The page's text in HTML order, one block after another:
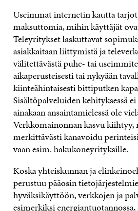
Useimmat internetin kautta
maksuttomia, mihin käyttäjät
Teleyritykset laskuttavat
asiakkaitaan liittymistä ja
välitettävästä puhe- tai
aikaperusteisesti tai nykyään
kiinteähintaisesti bittiputken
Sisältöpalveluiden kehityksessä
ainakaan ansaintamielessä ole
Verkkomainonnan kasvu
merkittävästi kanavoidu
vaan esim. hakukoneyrityksille.
Koska yhteiskunnan ja
perustuu pääosin
hyväksikäyttöön, verkkojen ja
esimerkiksi energiantuotannossa,